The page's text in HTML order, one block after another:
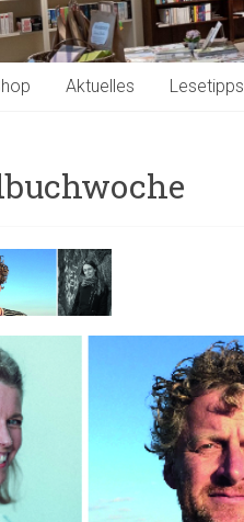
Aktuelles Lesetipps